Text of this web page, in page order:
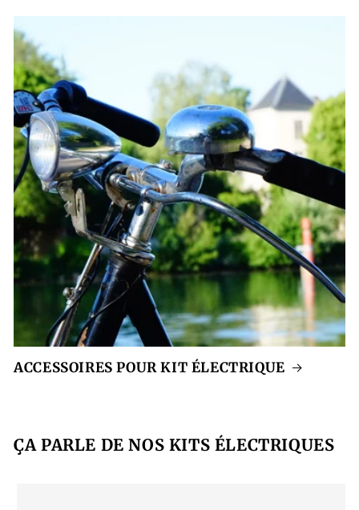
ACCESSOIRES POUR KIT ÉLECTRIQUE
ÇA PARLE DE NOS KITS ÉLECTRIQUES